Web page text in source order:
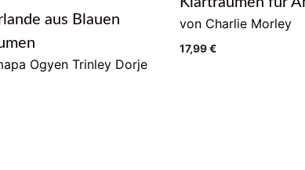
aus Blauen
Ogyen Trinley Dorje
von Charlie Morley
17,99€